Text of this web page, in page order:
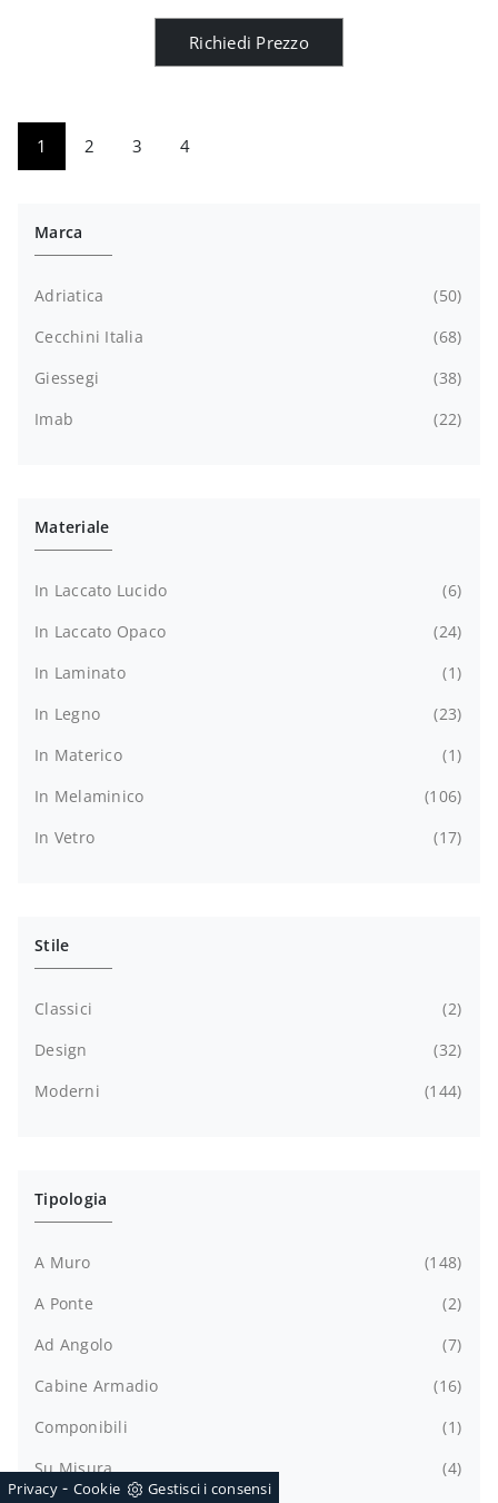
Richiedi Prezzo
1 2 3 4
Marca
Adriatica
50
Cecchini Italia
68
Giessegi
38
Imab
22
Materiale
In Laccato Lucido
6
In Laccato Opaco
24
In Laminato
1
In Legno
23
In Materico
1
In Melaminico
106
In Vetro
17
Stile
Classici
2
Design
32
Moderni
144
Tipologia
A Muro
148
A Ponte
2
Ad Angolo
7
Cabine Armadio
16
Componibili
1
Su Misura
4
Privacy- Cookie Gestisci i consensi